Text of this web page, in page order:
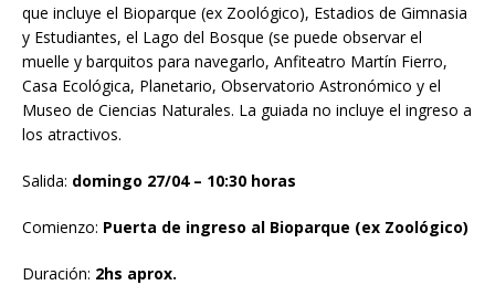
que incluye el Bioparque (ex Zoológico), Estadios de Gimnasia
y Estudiantes, el Lago del Bosque (se puede observar el
muelle y barquitos para navegarlo, Anfiteatro Martín Fierro,
Casa Ecológica, Planetario, Observatorio Astronómico y el
Museo de Ciencias Naturales. La guiada no incluye el ingreso a
los atractivos.
Salida: domingo 27/04 – 10:30 horas
Comienzo: Puerta de ingreso al Bioparque (ex Zoológico)
Duración: 2hs aprox.